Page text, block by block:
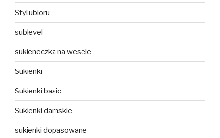
Styl ubioru
sublevel
sukieneczka na wesele
Sukienki
Sukienki basic
Sukienki damskie
sukienki dopasowane